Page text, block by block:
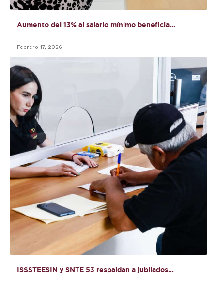
Aumento del 13% al salario mínimo beneficia...
Febrero 17, 2026
ISSSTEESIN y SNTE 53 respaldan a jubilados...